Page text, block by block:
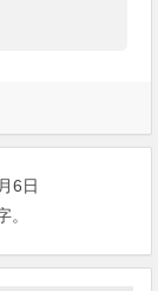
6日
。